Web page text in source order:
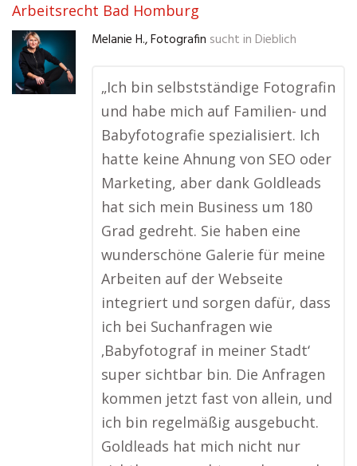
Arbeitsrecht Bad Homburg
Melanie H., Fotografin sucht in Dieblich
„Ich bin selbstständige Fotografin
und habe mich auf Familien- und
Babyfotografie spezialisiert. Ich
hatte keine Ahnung von SEO oder
Marketing, aber dank Goldleads
hat sich mein Business um 180
Grad gedreht. Sie haben eine
wunderschöne Galerie für meine
Arbeiten auf der Webseite
integriert und sorgen dafür, dass
ich bei Suchanfragen wie
‚Babyfotograf in meiner Stadt‘
super sichtbar bin. Die Anfragen
kommen jetzt fast von allein, und
ich bin regelmäßig ausgebucht.
Goldleads hat mich nicht nur